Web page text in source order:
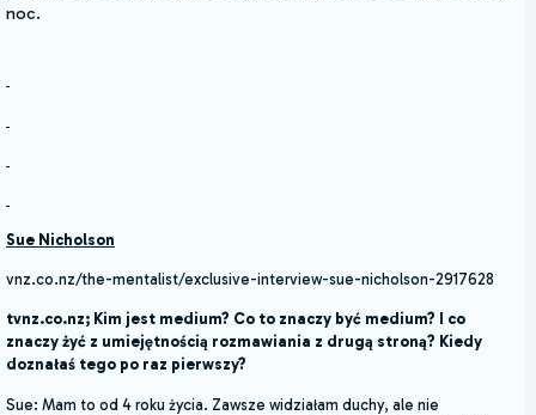
noc.
Sue Nicholson
vnz.co.nz/the-mentalist/exclusive-interview-sue-nicholson-2917628
tvnz.co.nz; Kim jest medium? Co to znaczy być medium? I co
znaczy żyć z umiejętnością rozmawiania z drugą stroną? Kiedy
doznałaś tego po raz pierwszy?
Sue: Mam to od 4 roku życia. Zawsze widziałam duchy, ale nie